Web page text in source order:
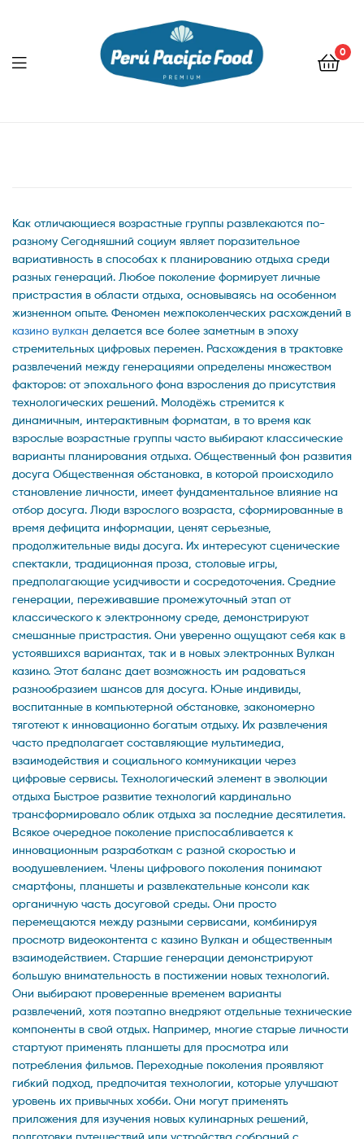
0
Menu
Как отличающиеся возрастные группы развлекаются по-
разному Сегодняшний социум являет поразительное
вариативность в способах к планированию отдыха среди
разных генераций. Любое поколение формирует личные
пристрастия в области отдыха, основываясь на особенном
жизненном опыте. Феномен межпоколенческих расхождений в
казино вулкан делается все более заметным в эпоху
стремительных цифровых перемен. Расхождения в трактовке
развлечений между генерациями определены множеством
факторов: от эпохального фона взросления до присутствия
технологических решений. Молодёжь стремится к
динамичным, интерактивным форматам, в то время как
взрослые возрастные группы часто выбирают классические
варианты планирования отдыха. Общественный фон развития
досуга Общественная обстановка, в которой происходило
становление личности, имеет фундаментальное влияние на
отбор досуга. Люди взрослого возраста, сформированные в
время дефицита информации, ценят серьезные,
продолжительные виды досуга. Их интересуют сценические
спектакли, традиционная проза, столовые игры,
предполагающие усидчивости и сосредоточения. Средние
генерации, переживавшие промежуточный этап от
классического к электронному среде, демонстрируют
смешанные пристрастия. Они уверенно ощущают себя как в
устоявшихся вариантах, так и в новых электронных Вулкан
казино. Этот баланс дает возможность им радоваться
разнообразием шансов для досуга. Юные индивиды,
воспитанные в компьютерной обстановке, закономерно
тяготеют к инновационно богатым отдыху. Их развлечения
часто предполагает составляющие мультимедиа,
взаимодействия и социального коммуникации через
цифровые сервисы. Технологический элемент в эволюции
отдыха Быстрое развитие технологий кардинально
трансформировало облик отдыха за последние десятилетия.
Всякое очередное поколение приспосабливается к
инновационным разработкам с разной скоростью и
воодушевлением. Члены цифрового поколения понимают
смартфоны, планшеты и развлекательные консоли как
органичную часть досуговой среды. Они просто
перемещаются между разными сервисами, комбинируя
просмотр видеоконтента с казино Вулкан и общественным
взаимодействием. Старшие генерации демонстрируют
большую внимательность в постижении новых технологий.
Они выбирают проверенные временем варианты
развлечений, хотя поэтапно внедряют отдельные технические
компоненты в свой отдых. Например, многие старые личности
стартуют применять планшеты для просмотра или
потребления фильмов. Переходные поколения проявляют
гибкий подход, предпочитая технологии, которые улучшают
уровень их привычных хобби. Они могут применять
приложения для изучения новых кулинарных решений,